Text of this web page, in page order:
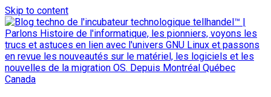
Skip to content